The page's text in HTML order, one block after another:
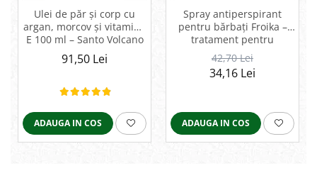
Ulei de păr și corp cu
argan, morcov și vitamina
E 100 ml – Santo Volcano
Spa
91,50 Lei
ADAUGA IN COS
Spray antiperspirant
pentru bărbați Froika –
tratament pentru
hiperhidroză și
bromhidroză
42,70 Lei
34,16 Lei
ADAUGA IN COS